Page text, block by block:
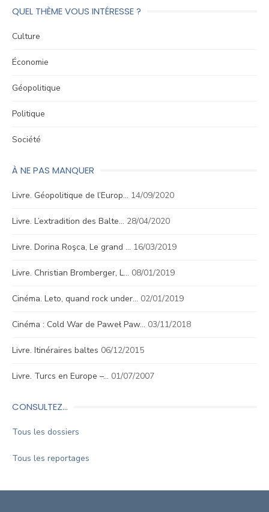
QUEL THÈME VOUS INTÉRESSE ?
Culture
Économie
Géopolitique
Politique
Société
À NE PAS MANQUER
Livre. Géopolitique de l’Europ… 14/09/2020
Livre. L’extradition des Balte… 28/04/2020
Livre. Dorina Roşca, Le grand … 16/03/2019
Livre. Christian Bromberger, L… 08/01/2019
Cinéma. Leto, quand rock under… 02/01/2019
Cinéma : Cold War de Paweł Paw… 03/11/2018
Livre. Itinéraires baltes 06/12/2015
Livre. Turcs en Europe –… 01/07/2007
CONSULTEZ…
Tous les dossiers
Tous les reportages